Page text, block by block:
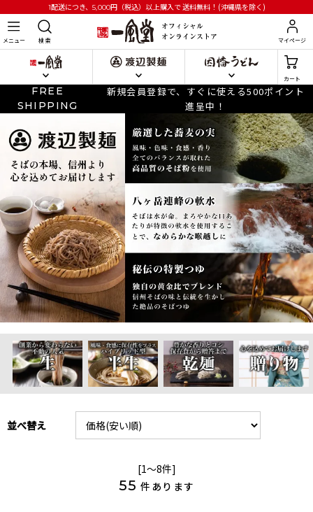
1配送につき、5,000円 （税込）以上購入で送料無料！(沖縄県を除く)
メニュー 検 索 マイページ
カート
FREE
SHIPPING
新規会員登録で、すぐに使える500ポイント
進呈中！
並べ替え
[1～8件]
55 件あります